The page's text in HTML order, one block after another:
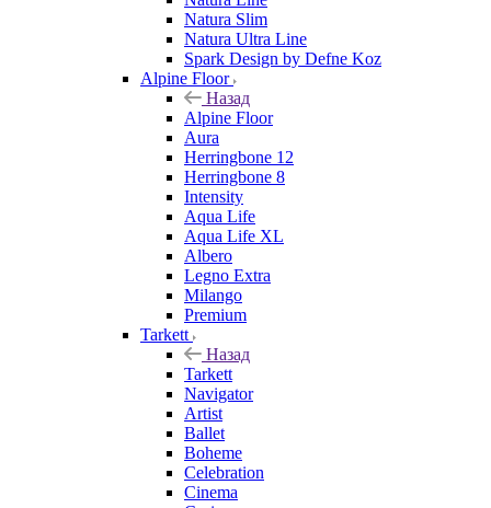
Natura Slim
Natura Ultra Line
Spark Design by Defne Koz
Alpine Floor
Назад
Alpine Floor
Aura
Herringbone 12
Herringbone 8
Intensity
Aqua Life
Aqua Life XL
Albero
Legno Extra
Milango
Premium
Tarkett
Назад
Tarkett
Navigator
Artist
Ballet
Boheme
Celebration
Cinema